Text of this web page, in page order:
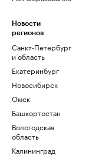
Новости
регионов
Санкт-Петербург
и область
Екатеринбург
Новосибирск
Омск
Башкортостан
Вологодская
область
Калининград